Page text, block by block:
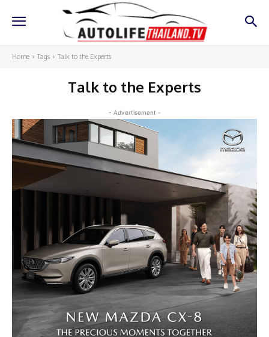
Home Tags Talk to the Experts
Talk to the Experts
- Advertisement -